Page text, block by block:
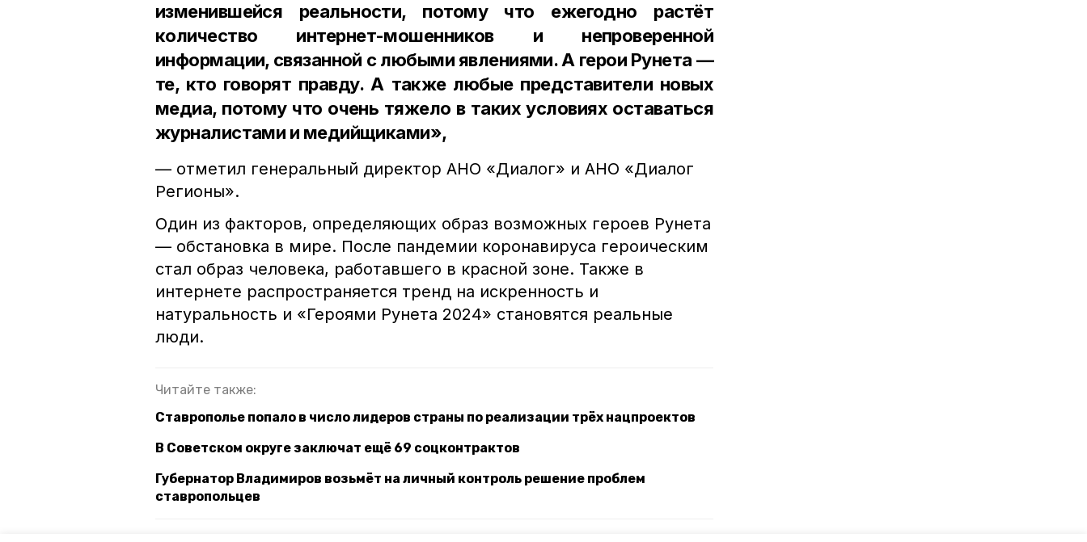
изменившейся реальности, потому что ежегодно растёт
количество интернет-мошенников и непроверенной
информации, связанной с любыми явлениями. А герои Рунета —
те, кто говорят правду. А также любые представители новых
медиа, потому что очень тяжело в таких условиях оставаться
журналистами и медийщиками»,
— отметил генеральный директор АНО «Диалог» и АНО «Диалог
Регионы».
Один из факторов, определяющих образ возможных героев Рунета
— обстановка в мире. После пандемии коронавируса героическим
стал образ человека, работавшего в красной зоне. Также в
интернете распространяется тренд на искренность и
натуральность и «Героями Рунета 2024» становятся реальные
люди.
Читайте также:
Ставрополье попало в число лидеров страны по реализации трёх нацпроектов
В Советском округе заключат ещё 69 соцконтрактов
Губернатор Владимиров возьмёт на личный контроль решение проблем
ставропольцев